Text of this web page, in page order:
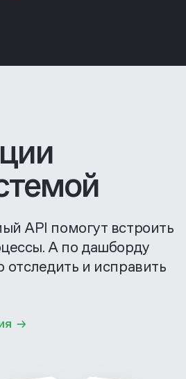
API помогут встроить
А по дашборду
и исправить